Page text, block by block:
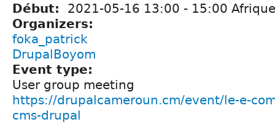
Début: 2021-05-16 13:00 - 15:00
Organizers:
foka_patrick
DrupalBoyom
Event type:
User group meeting
https://drupalcameroun.cm/event/le-e-
cms-drupal